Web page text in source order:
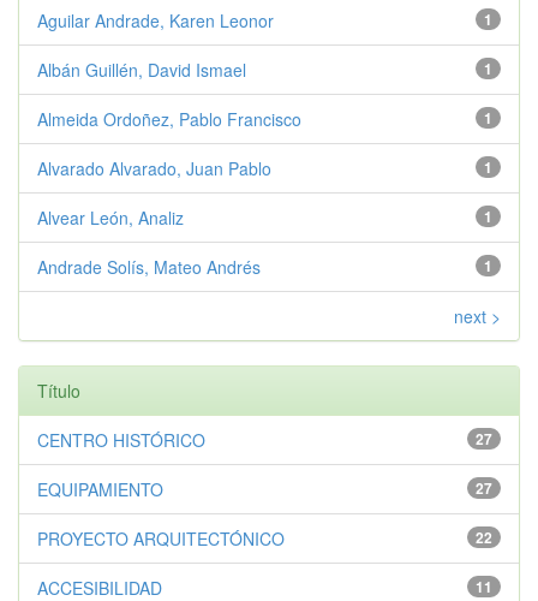
1
Aguilar Andrade, Karen Leonor
1
Albán Guillén, David Ismael
1
Almeida Ordoñez, Pablo Francisco
1
Alvarado Alvarado, Juan Pablo
1
Alvear León, Analiz
1
Andrade Solís, Mateo Andrés
next >
Título
27
CENTRO HISTÓRICO
27
EQUIPAMIENTO
22
PROYECTO ARQUITECTÓNICO
11
ACCESIBILIDAD